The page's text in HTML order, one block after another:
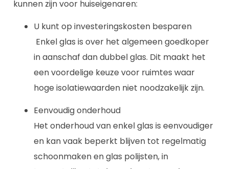
kunnen zijn voor huiseigenaren:
U kunt op investeringskosten besparen
Enkel glas is over het algemeen goedkoper
in aanschaf dan dubbel glas. Dit maakt het
een voordelige keuze voor ruimtes waar
hoge isolatiewaarden niet noodzakelijk zijn.
Eenvoudig onderhoud
Het onderhoud van enkel glas is eenvoudiger
en kan vaak beperkt blijven tot regelmatig
schoonmaken en glas polijsten, in